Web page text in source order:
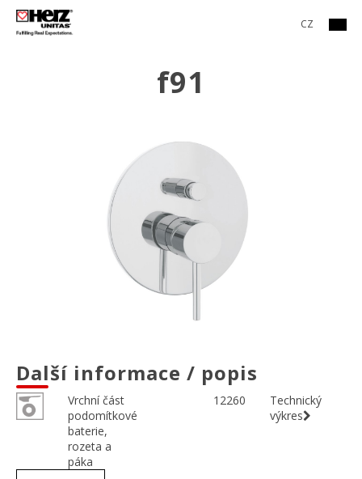
CZ
f91
Další informace / popis
Vrchní část
podomítkové
baterie,
rozeta a
páka
12260
Technický
výkres